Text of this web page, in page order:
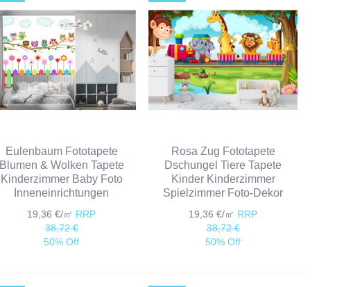
Eulenbaum Fototapete
Blumen & Wolken Tapete
Kinderzimmer Baby Foto
Inneneinrichtungen
19,36 €/㎡ RRP
38,72 €
50% Off
Rosa Zug Fototapete
Dschungel Tiere Tapete
Kinder Kinderzimmer
Spielzimmer Foto-Dekor
19,36 €/㎡ RRP
38,72 €
50% Off